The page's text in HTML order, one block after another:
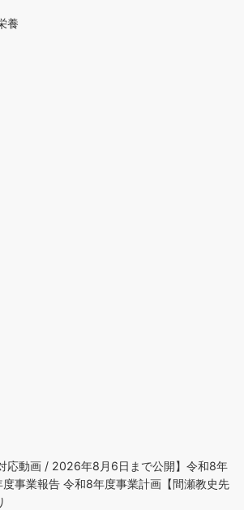
養
応動画 / 2026年8月6日まで公開】令和8年
度事業報告 令和8年度事業計画【間瀬教史先